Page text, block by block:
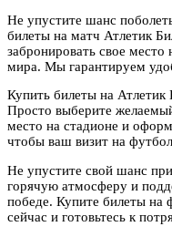
Не упустите шанс
билеты на матч Атлетик
забронировать свое
мира. Мы гарантируем
Купить билеты на
Просто выберите
место на стадионе и
чтобы ваш визит на
Не упустите свой шанс
горячую атмосферу и
победе. Купите билеты
сейчас и готовьтесь к